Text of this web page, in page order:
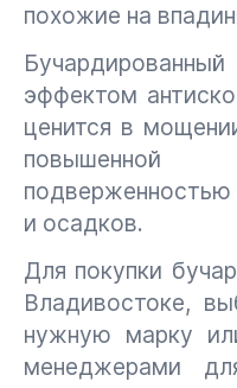
похожие на
эффектом
ценится в
повышенной
и осадков.
Для покупки
Владивостоке,
нужную марку
менеджерами